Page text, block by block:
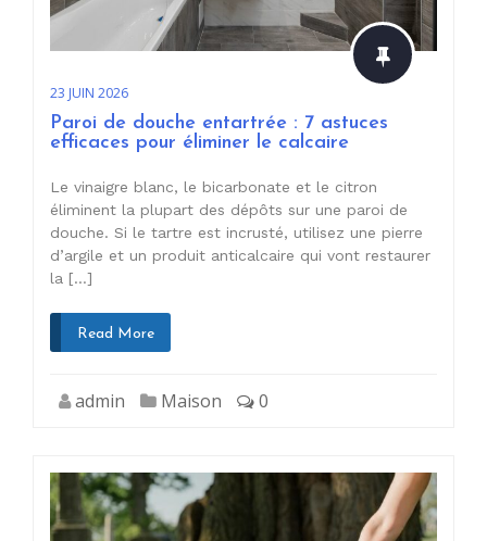
23 JUIN 2026
Paroi de douche entartrée : 7 astuces
efficaces pour éliminer le calcaire
Le vinaigre blanc, le bicarbonate et le citron
éliminent la plupart des dépôts sur une paroi de
douche. Si le tartre est incrusté, utilisez une pierre
d’argile et un produit anticalcaire qui vont restaurer
la […]
Read More
admin Maison 0